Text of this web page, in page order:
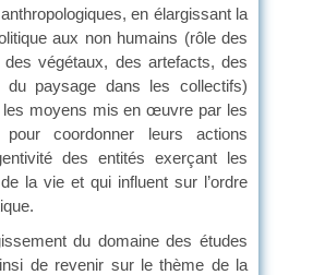
en élargissant la
aux non humains (rôle des
des végétaux, des artefacts, des
du paysage dans les collectifs)
les moyens mis en œuvre par les
pour coordonner leurs actions
des entités exerçant les
la vie et qui influent sur l’ordre
du domaine des études
de revenir sur le thème de la